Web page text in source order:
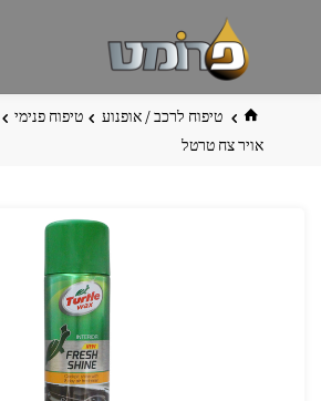
בית טיפוח לרכב / אופנוע טיפוח פנימי
אויר צח טרטל